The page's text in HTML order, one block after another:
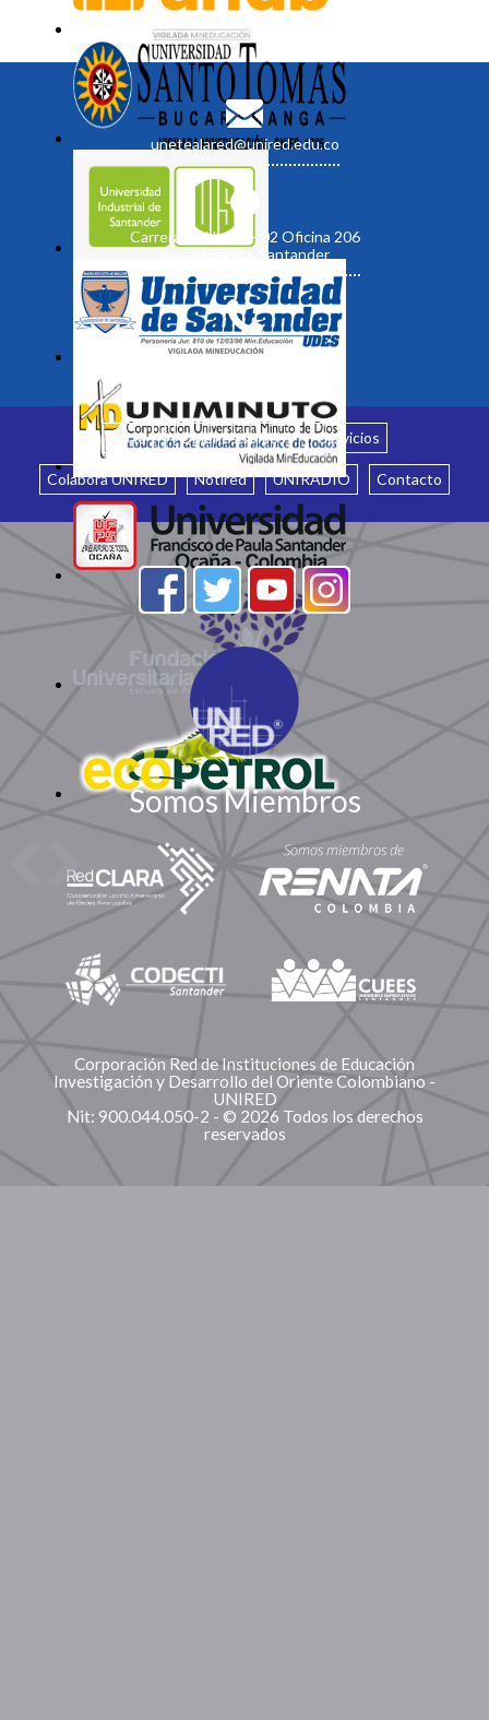
unetealared@unired.edu.co
Carrera 19 No. 35 - 02 Oficina 206
Bucaramanga, Santander
Inicio ¿Quiénes somos? Servicios
Colabora UNIRED Notired UNIRADIO Contacto
Somos Miembros
Corporación Red de Instituciones de Educación
Investigación y Desarrollo del Oriente Colombiano -
UNIRED
Nit: 900.044.050-2 - © 2026 Todos los derechos
reservados